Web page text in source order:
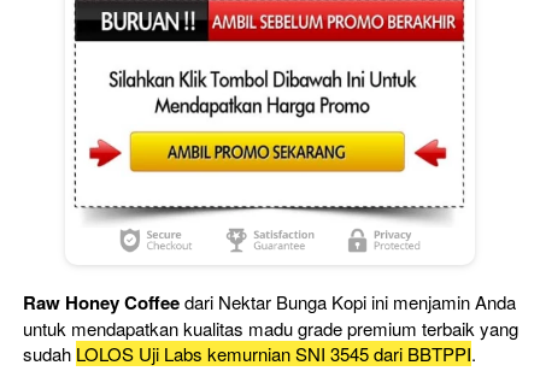
Raw Honey Coffee dari Nektar Bunga Kopi ini menjamin Anda
untuk mendapatkan kualitas madu grade premium terbaik yang
sudah LOLOS Uji Labs kemurnian SNI 3545 dari BBTPPI.